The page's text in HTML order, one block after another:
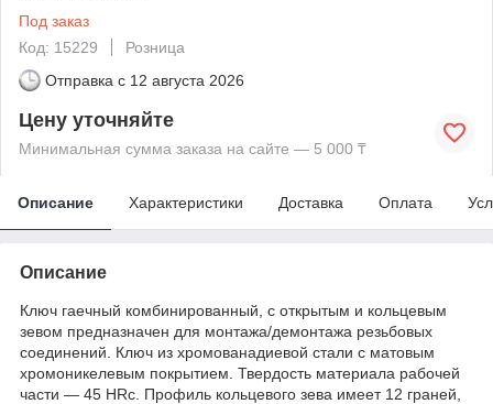
Под заказ
Код: 15229
Розница
Отправка с 12 августа 2026
Цену уточняйте
Минимальная сумма заказа на сайте — 5 000 ₸
Описание Характеристики Доставка Оплата
Описание
Ключ гаечный комбинированный, с открытым и кольцевым
зевом предназначен для монтажа/демонтажа резьбовых
соединений. Ключ из хромованадиевой стали с матовым
хромоникелевым покрытием. Твердость материала рабочей
части — 45 HRc. Профиль кольцевого зева имеет 12 граней,